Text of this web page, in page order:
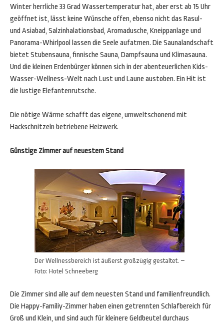
Winter herrliche 33 Grad Wassertemperatur hat, aber erst ab 15 Uhr
geöffnet ist, lässt keine Wünsche offen, ebenso nicht das Rasul-
und Asiabad, Salzinhalationsbad, Aromadusche, Kneippanlage und
Panorama-Whirlpool lassen die Seele aufatmen. Die Saunalandschaft
bietet Stubensauna, finnische Sauna, Dampfsauna und Klimasauna.
Und die kleinen Erdenbürger können sich in der abenteuerlichen Kids-
Wasser-Wellness-Welt nach Lust und Laune austoben. Ein Hit ist
die lustige Elefantenrutsche.
Die nötige Wärme schafft das eigene, umweltschonend mit
Hackschnitzeln betriebene Heizwerk.
Günstige Zimmer auf neuestem Stand
Der Wellnessbereich ist äußerst großzügig gestaltet. –
Foto: Hotel Schneeberg
Die Zimmer sind alle auf dem neuesten Stand und familienfreundlich.
Die Happy-Familiy-Zimmer haben einen getrennten Schlafbereich für
Groß und Klein, und sind auch für kleinere Geldbeutel durchaus